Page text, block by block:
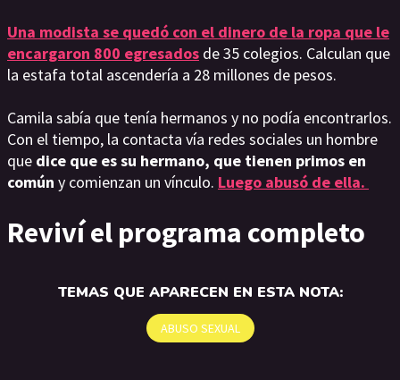
Una modista se quedó con el dinero de la ropa que le
encargaron 800 egresados de 35 colegios. Calculan que
la estafa total ascendería a 28 millones de pesos.
Camila sabía que tenía hermanos y no podía encontrarlos.
Con el tiempo, la contacta vía redes sociales un hombre
que dice que es su hermano, que tienen primos en
común y comienzan un vínculo. Luego abusó de ella.
Reviví el programa completo
TEMAS QUE APARECEN EN ESTA NOTA:
ABUSO SEXUAL